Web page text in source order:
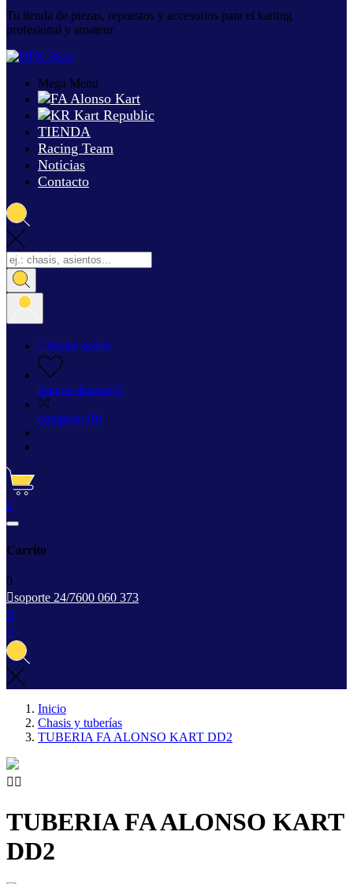
Tu tienda de piezas, repuestos y accesorios para el karting
profesional y amateur
Mega Menu
TIENDA
Racing Team
Noticias
Contacto
Iniciar sesión
lista de deseos(0)
comparar(0)
0
Carrito
0
soporte 24/7600 060 373


Inicio
Chasis y tuberías
TUBERIA FA ALONSO KART DD2
 
TUBERIA FA ALONSO KART
DD2